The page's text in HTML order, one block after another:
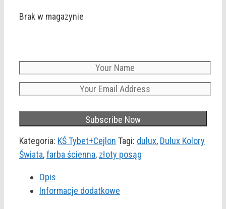
Brak w magazynie
Kategoria: KŚ Tybet+Cejlon Tagi: dulux, Dulux Kolory
Świata,farba ścienna, złoty posąg
Opis
Informacje dodatkowe